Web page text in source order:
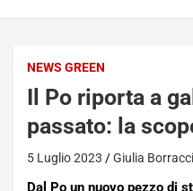
NEWS GREEN
Il Po riporta a
passato: la
5 Luglio 2023 Giulia
Dal Po un nuovo pezzo di